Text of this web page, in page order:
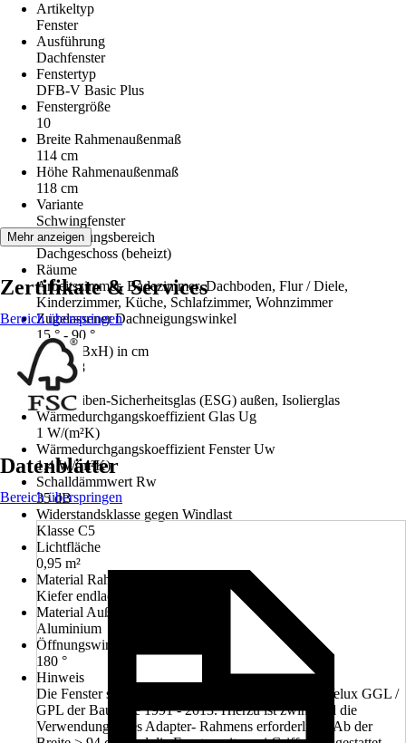
Artikeltyp
Fenster
Ausführung
Dachfenster
Fenstertyp
DFB-V Basic Plus
Fenstergröße
10
Breite Rahmenaußenmaß
114 cm
Höhe Rahmenaußenmaß
118 cm
Variante
Schwingfenster
Anwendungsbereich
Dachgeschoss (beheizt)
Räume
Arbeitszimmer, Badezimmer, Dachboden, Flur / Diele,
Kinderzimmer, Küche, Schlafzimmer, Wohnzimmer
Zugelassener Dachneigungswinkel
15 ° - 90 °
Größe (BxH) in cm
114x118
Glasart
Einscheiben-Sicherheitsglas (ESG) außen, Isolierglas
Wärmedurchgangskoeffizient Glas Ug
1 W/(m²K)
Wärmedurchgangskoeffizient Fenster Uw
1,4 W/(m²K)
Schalldämmwert Rw
35 dB
Widerstandsklasse gegen Windlast
Klasse C5
Lichtfläche
0,95 m²
Material Rahmen
Kiefer endlackiert
Material Außenabdeckung
Aluminium
Öffnungswinkel
180 °
Hinweis
Die Fenster sind geeignet als Austauschfenster für Velux GGL /
GPL der Baujahre 1991 - 2013. Hierzu ist zwingend die
Verwendung eines Adapter- Rahmens erforderlich., Ab der
Mehr anzeigen
Zertifikate & Services
Bereich überspringen
Datenblätter
Bereich überspringen